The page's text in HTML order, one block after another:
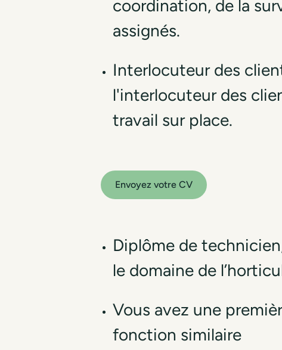
coordination, de la
assignés.
Interlocuteur des
l'interlocuteur des
travail sur place.
Envoyez votre CV
Diplôme de
le domaine de
Vous avez une
fonction similaire